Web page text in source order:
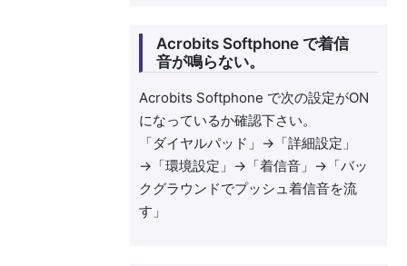
Acrobits Softphone で着信
音が鳴らない。
Acrobits Softphone で次の設定がON
になっているか確認下さい。
「ダイヤルパッド」→「詳細設定」
→「環境設定」→「着信音」→「バッ
クグラウンドでプッシュ着信音を流
す」